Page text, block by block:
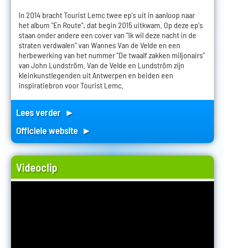
In 2014 bracht Tourist Lemc twee ep's uit in aanloop naar
het album "En Route", dat begin 2015 uitkwam. Op deze ep's
staan onder andere een cover van "Ik wil deze nacht in de
straten verdwalen" van Wannes Van de Velde en een
herbewerking van het nummer "De twaalf zakken miljonairs"
van John Lundström. Van de Velde en Lundström zijn
kleinkunstlegenden uit Antwerpen en beiden een
inspiratiebron voor Tourist Lemc.
Lees verder ►
Officiele website ►
Videoclip